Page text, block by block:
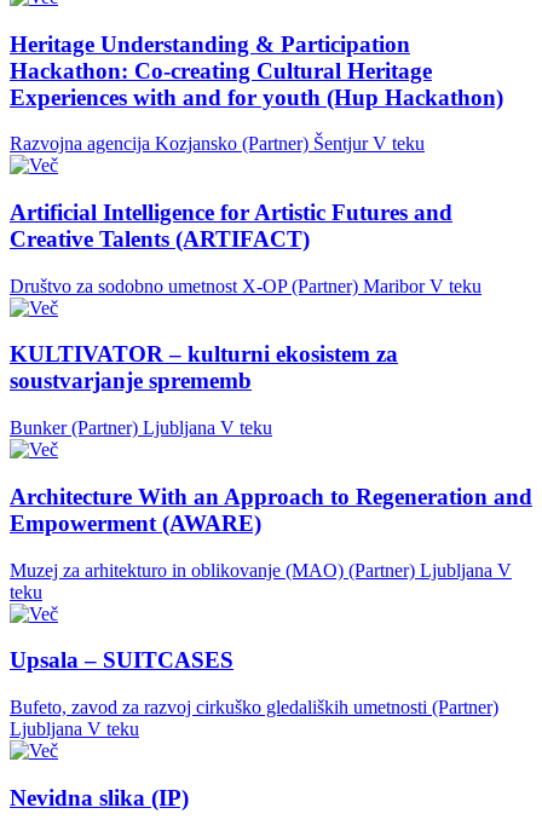
Heritage Understanding & Participation
Hackathon: Co-creating Cultural Heritage
Experiences with and for youth (Hup Hackathon)
Razvojna agencija Kozjansko (Partner) Šentjur V teku
Artificial Intelligence for Artistic Futures and
Creative Talents (ARTIFACT)
Društvo za sodobno umetnost X-OP (Partner) Maribor V teku
KULTIVATOR – kulturni ekosistem za
soustvarjanje sprememb
Bunker (Partner) Ljubljana V teku
Architecture With an Approach to Regeneration and
Empowerment (AWARE)
Muzej za arhitekturo in oblikovanje (MAO) (Partner) Ljubljana V
teku
Upsala – SUITCASES
Bufeto, zavod za razvoj cirkuško gledaliških umetnosti (Partner)
Ljubljana V teku
Nevidna slika (IP)